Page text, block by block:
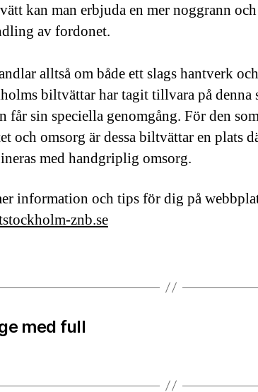
kan man erbjuda en mer noggrann
av fordonet.
alltså om både ett slags hantverk
biltvättar har tagit tillvara på denna
får sin speciella genomgång. För den
och omsorg är dessa biltvättar en plats
med handgriplig omsorg.
information och tips för dig på
znb.se
med full